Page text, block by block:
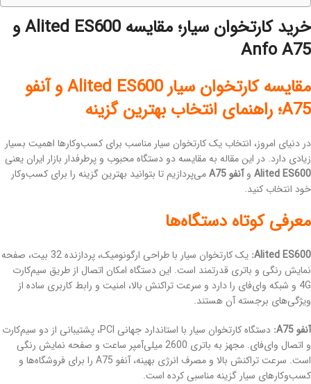
خرید کارتخوان سیار؛ مقایسه Alited ES600 و
Anfo A75
مقایسه کارتخوان سیار Alited ES600 و آنفو
A75؛ راهنمای انتخاب بهترین گزینه
در دنیای امروز، انتخاب یک کارتخوان سیار مناسب برای کسب‌وکارها اهمیت بسیار
زیادی دارد. در این مقاله به مقایسه دو دستگاه محبوب و پرطرفدار بازار ایران یعنی
Alited ES600 وآنفو A75
می‌پردازیم تا بتوانید بهترین گزینه را برای کسب‌وکار
خود انتخاب کنید.
معرفی کوتاه دستگاه‌ها
Alited ES600:
یک کارتخوان سیار با طراحی ارگونومیک، پردازنده 32 بیت، صفحه
نمایش رنگی و باتری قدرتمند است. این دستگاه امکان اتصال از طریق سیم‌کارت
4G و شبکه وای‌فای را دارد و سرعت تراکنش بالا، امنیت و رابط کاربری ساده از
ویژگی‌های برجسته آن هستند.
آنفو A75:
دستگاه کارتخوان سیار با استاندارد جهانی PCI، پشتیبانی از دو سیم‌کارت
و اتصال وای‌فای. مجهز به باتری 2600 میلی‌آمپر ساعت و صفحه نمایش رنگی
است. سرعت تراکنش بالا و مصرف انرژی بهینه، آنفو A75 را برای فروشگاه‌ها و
کسب‌وکارهای سیار گزینه مناسبی کرده است.